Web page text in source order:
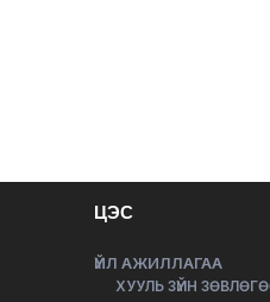
ЦЭС
ҮЙЛ АЖИЛЛАГАА
ХУУЛЬ ЗҮЙН